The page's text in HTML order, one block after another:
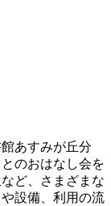
あすみが丘分
のおはなし会を
ど、さまざまな
設備、利用の流